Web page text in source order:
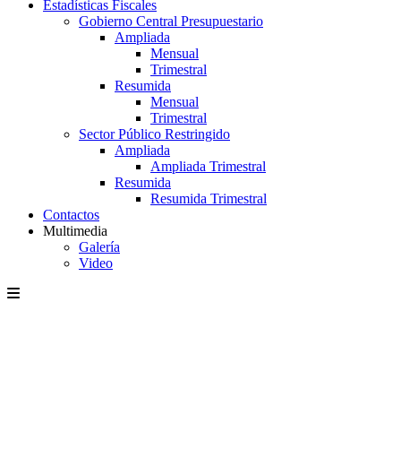
Estadísticas Fiscales
Gobierno Central Presupuestario
Ampliada
Mensual
Trimestral
Resumida
Mensual
Trimestral
Sector Público Restringido
Ampliada
Ampliada Trimestral
Resumida
Resumida Trimestral
Contactos
Multimedia
Galería
Video